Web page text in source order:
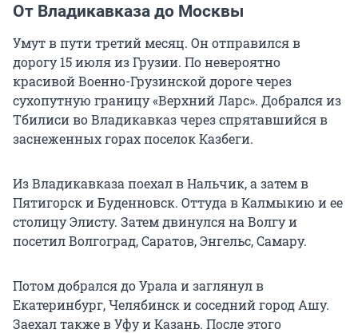
От Владикавказа до Москвы
Умут в пути третий месяц. Он отправился в
дорогу 15 июля из Грузии. По невероятно
красивой Военно-Грузинской дороге через
сухопутную границу «Верхний Ларс». Добрался из
Тбилиси во Владикавказ через спрятавшийся в
заснеженных горах поселок Казбеги.
Из Владикавказа поехал в Нальчик, а затем в
Пятигорск и Буденновск. Оттуда в Калмыкию и ее
столицу Элисту. Затем двинулся на Волгу и
посетил Волгоград, Саратов, Энгельс, Самару.
Потом добрался до Урала и заглянул в
Екатеринбург, Челябинск и соседний город Ашу.
Заехал также в Уфу и Казань. После этого